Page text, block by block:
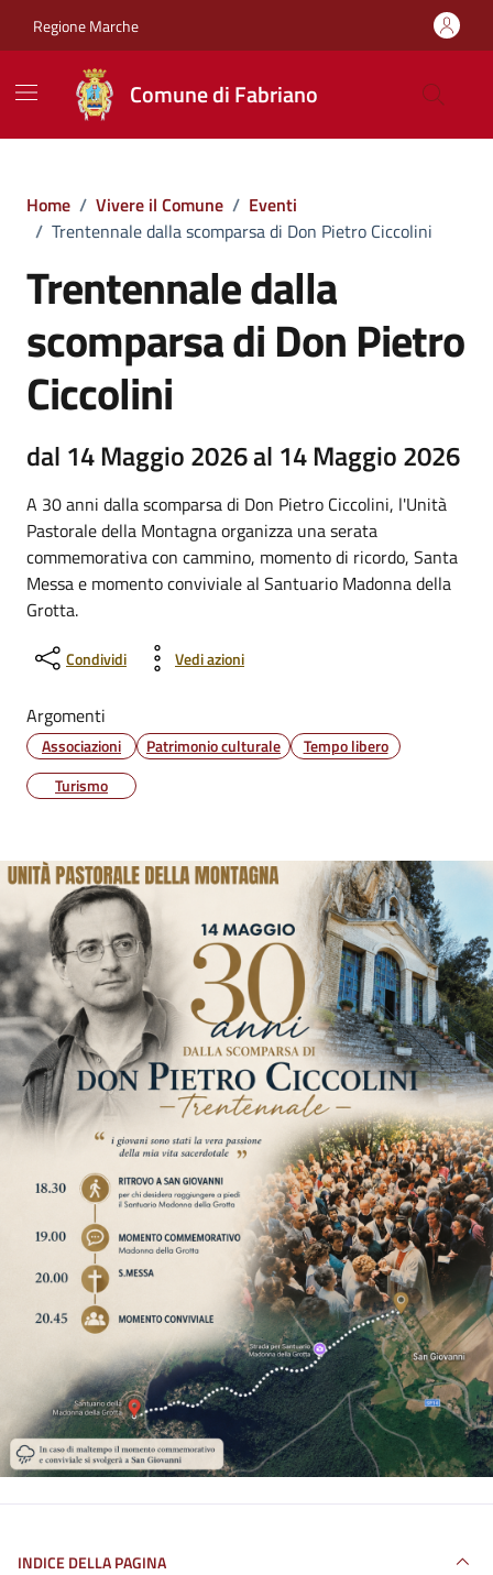
Regione Marche
Comune di Fabriano
Home / Vivere il Comune / Eventi
/ Trentennale dalla scomparsa di Don Pietro Ciccolini
Trentennale dalla
scomparsa di Don Pietro
Ciccolini
dal 14 Maggio 2026 al 14 Maggio 2026
A 30 anni dalla scomparsa di Don Pietro Ciccolini, l'Unità
Pastorale della Montagna organizza una serata
commemorativa con cammino, momento di ricordo, Santa
Messa e momento conviviale al Santuario Madonna della
Grotta.
Condividi Vedi azioni
Argomenti
Associazioni Patrimonio culturale
Tempo libero
Turismo
INDICE DELLA PAGINA